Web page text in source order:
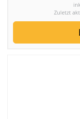
Zuletzt